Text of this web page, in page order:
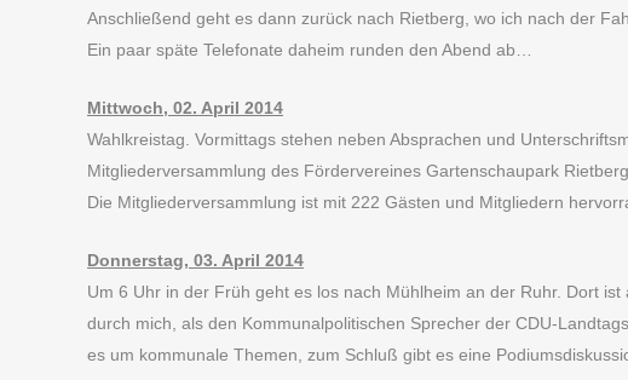
Anschließend geht es dann zurück nach Rietberg, wo ich nach der
Ein paar späte Telefonate daheim runden den Abend ab…
Mittwoch, 02. April 2014
Wahlkreistag. Vormittags stehen neben Absprachen und
Mitgliederversammlung des Fördervereines Gartenschaupark
Die Mitgliederversammlung ist mit 222 Gästen und Mitgliedern
Donnerstag, 03. April 2014
Um 6 Uhr in der Früh geht es los nach Mühlheim an der Ruhr. Dort
durch mich, als den Kommunalpolitischen Sprecher der CDU-
es um kommunale Themen, zum Schluß gibt es eine